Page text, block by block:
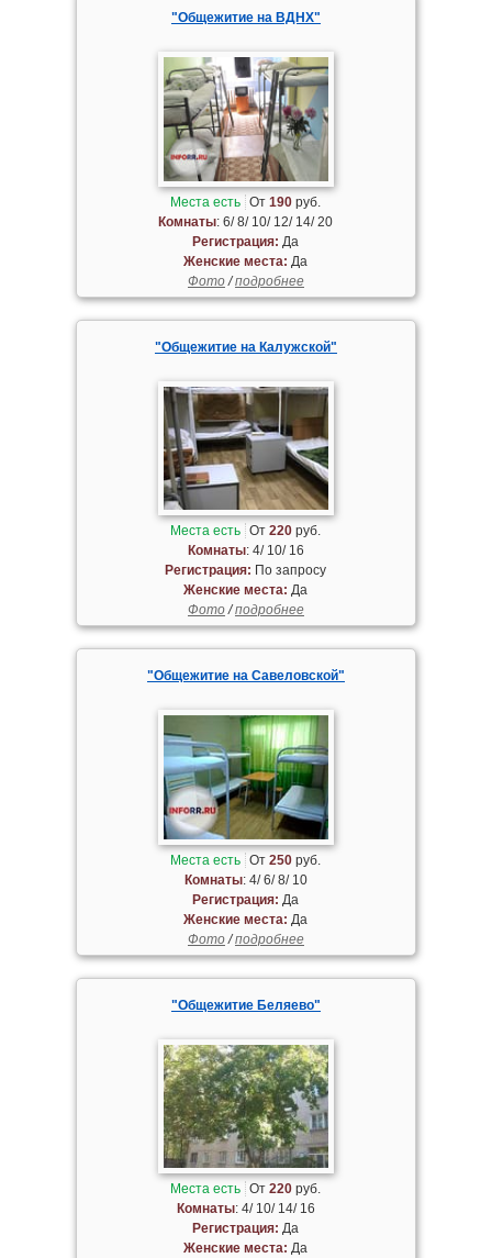
"Общежитие на ВДНХ"
Места есть От190 руб.
Комнаты: 6/ 8/ 10/ 12/ 14/ 20
Регистрация: Да
Женские места: Да
Фото/подробнее
"Общежитие на Калужской"
Места есть От220 руб.
Комнаты: 4/ 10/ 16
Регистрация: По запросу
Женские места: Да
Фото/подробнее
"Общежитие на Савеловской"
Места есть От250 руб.
Комнаты: 4/ 6/ 8/ 10
Регистрация: Да
Женские места: Да
Фото/подробнее
"Общежитие Беляево"
Места есть От220 руб.
Комнаты: 4/ 10/ 14/ 16
Регистрация: Да
Женские места: Да